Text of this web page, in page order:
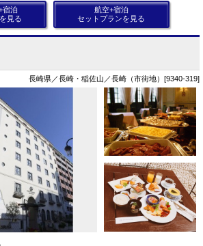
宿泊
見る
航空+宿泊
セットプランを見る
長崎県／長崎・稲佐山／長崎（市街地）[9340-319]